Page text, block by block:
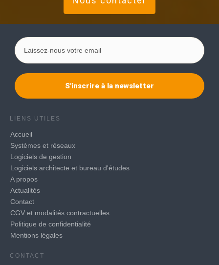
S'inscrire à la newsletter
LIENS UTILES
Accueil
Systèmes et réseaux
Logiciels de gestion
Logiciels architecte et bureau d'études
A propos
Actualités
Contact
CGV et modalités contractuelles
Politique de confidentialité
Mentions légales
CONTACT